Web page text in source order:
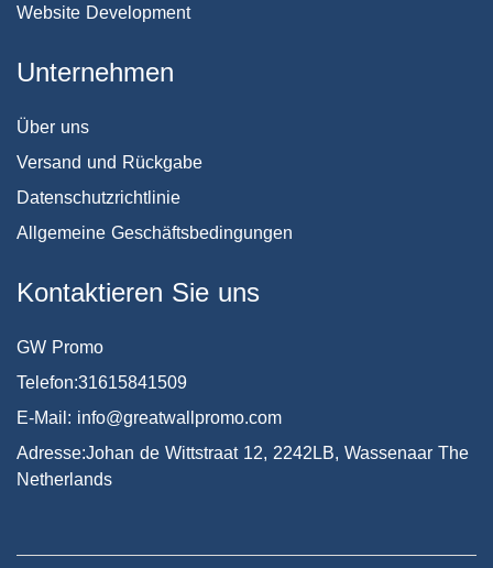
Website Development
Unternehmen
Über uns
Versand und Rückgabe
Datenschutzrichtlinie
Allgemeine Geschäftsbedingungen
Kontaktieren Sie uns
GW Promo
Telefon:31615841509
E-Mail: info@greatwallpromo.com
Adresse:Johan de Wittstraat 12, 2242LB, Wassenaar The
Netherlands